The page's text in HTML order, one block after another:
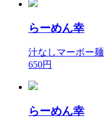
らーめん幸
汁なしマーボー麺
650円
らーめん幸